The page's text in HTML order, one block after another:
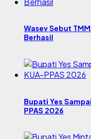
Wasev Sebut
Berhasil
Bupati Yes
PPAS 2026